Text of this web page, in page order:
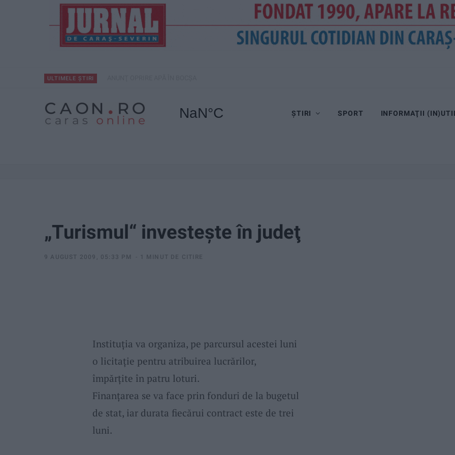
ULTIMELE ȘTIRI
ȘTIRI SPORT INFORMAŢII
„Turismul“ investeşte în judeţ
9 AUGUST 2009, 05:33 PM 1 MINUT DE CITIRE
Instituţia va organiza, pe parcursul acestei luni
o licitaţie pentru atribuirea lucrărilor,
împărţite în patru loturi.
Finanţarea se va face prin fonduri de la bugetul
de stat, iar durata fiecărui contract este de trei
luni.